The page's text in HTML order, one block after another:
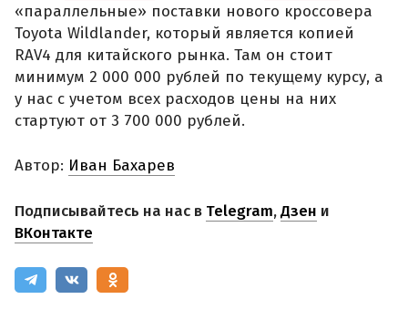
«параллельные» поставки нового кроссовера
Toyota Wildlander, который является копией
RAV4 для китайского рынка. Там он стоит
минимум 2 000 000 рублей по текущему курсу, а
у нас с учетом всех расходов цены на них
стартуют от 3 700 000 рублей.
Автор: Иван Бахарев
Подписывайтесь на нас в Telegram,Дзен и
ВКонтакте